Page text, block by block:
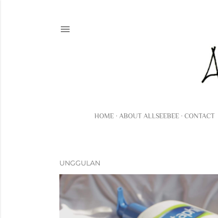
HOME ABOUT ALLSEEBEE CONTACT
P
o
UNGGULAN